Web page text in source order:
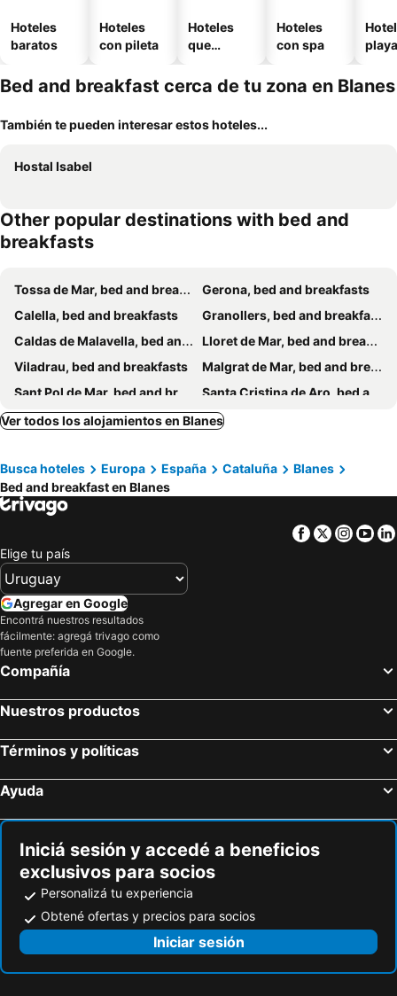
Hoteles
baratos
Hoteles
con pileta
Hoteles
que
mascotas
Hoteles
con spa
playa
Bed and breakfast cerca de tu zona en Blanes
También te pueden interesar estos hoteles...
Hostal Isabel
Other popular destinations with bed and
breakfasts
Tossa de Mar, bed and breakfasts
Gerona, bed and breakfasts
Calella, bed and breakfasts
Granollers, bed and breakfasts
Caldas de Malavella, bed and breakfasts
Lloret de Mar, bed and breakfasts
Viladrau, bed and breakfasts
Malgrat de Mar, bed and breakfasts
Sant Pol de Mar, bed and breakfasts
Santa Cristina de Aro, bed and breakfasts
Pals, bed and breakfasts
Bañolas, bed and breakfasts
Palamòs, bed and breakfasts
Cornellá del Terri, bed and breakfasts
Premiá de Dalt, bed and breakfasts
Santa Susana, bed and breakfasts
Corsá, bed and breakfasts
Calella de Palafrugell, bed and breakfasts
Riudellots de la Selva, bed and breakfasts
Vidreras, bed and breakfasts
Torroella de Montgrí, bed and breakfasts
San Cipriano de Vallalta, bed and breakfasts
Vilasar de Mar, bed and breakfasts
Amer, bed and breakfasts
Bagur, bed and breakfasts
Sant Feliu de Guíxols, bed and breakfasts
Cruilles, bed and breakfasts
Quart, bed and breakfasts
Ver todos los alojamientos en Blanes
Busca hoteles Europa España Cataluña
Blanes
Bed and breakfast en Blanes
Facebook
Twitter
Elige tu país
Agregar en Google
Encontrá nuestros resultados
fácilmente: agregá trivago como
fuente preferida en Google.
Compañía
Nuestros productos
Términos y políticas
Ayuda
Iniciá sesión y accedé a beneficios
exclusivos para socios
Personalizá tu experiencia
Obtené ofertas y precios para socios
Iniciar sesión